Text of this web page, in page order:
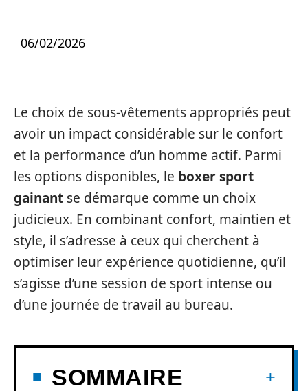
06/02/2026
Le choix de sous-vêtements appropriés peut
avoir un impact considérable sur le confort
et la performance d’un homme actif. Parmi
les options disponibles, le boxer sport
gainant se démarque comme un choix
judicieux. En combinant confort, maintien et
style, il s’adresse à ceux qui cherchent à
optimiser leur expérience quotidienne, qu’il
s’agisse d’une session de sport intense ou
d’une journée de travail au bureau.
SOMMAIRE